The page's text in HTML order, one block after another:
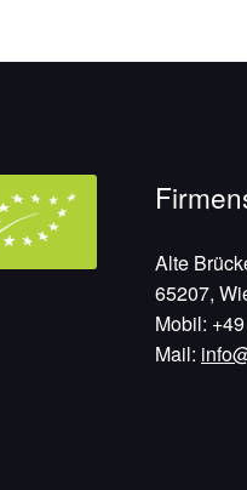
Alte
65207,
Mobil:
Mail: